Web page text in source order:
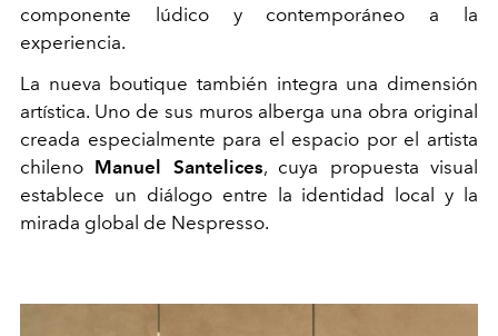
componente lúdico y contemporáneo a la
experiencia.
La nueva boutique también integra una dimensión
artística. Uno de sus muros alberga una obra original
creada especialmente para el espacio por el artista
chileno Manuel Santelices, cuya propuesta visual
establece un diálogo entre la identidad local y la
mirada global de Nespresso.